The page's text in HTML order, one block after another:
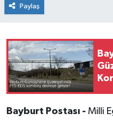
Paylaş
Bayburt Postası - Milli